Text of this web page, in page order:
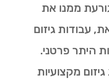
ממנו את
עבודות גיזום
היתר פרטני.
מקצועיות